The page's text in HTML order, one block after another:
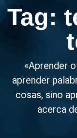
Tag:
«Aprender
aprender
cosas, sino
acerca